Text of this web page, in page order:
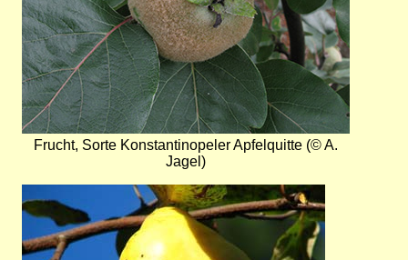
Frucht, Sorte Konstantinopeler Apfelquitte (© A.
Jagel)